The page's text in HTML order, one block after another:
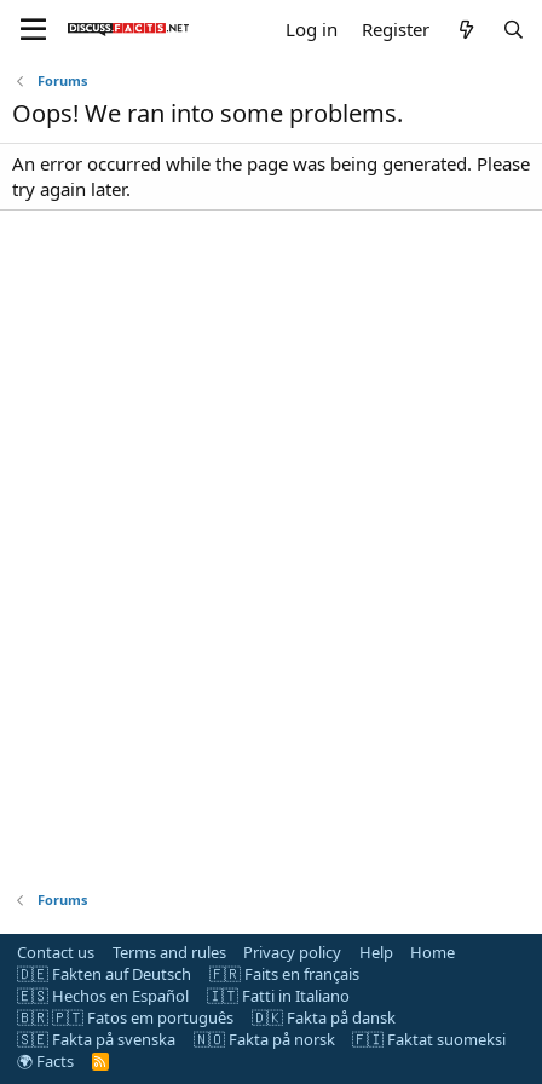
Log in Register
Forums
Oops! We ran into some problems.
An error occurred while the page was being generated. Please
try again later.
Forums
Contact us Terms and rules Privacy policy Help
Home
🇩🇪 Fakten auf Deutsch
🇫🇷 Faits en français
🇪🇸 Hechos en Español
🇮🇹 Fatti in Italiano
🇧🇷 🇵🇹 Fatos em português
🇩🇰 Fakta på dansk
🇸🇪 Fakta på svenska
🇳🇴 Fakta på norsk
🇫🇮 Faktat suomeksi
🌍 Facts
R